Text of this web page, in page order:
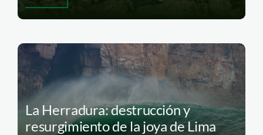
La Herradura: destrucción y
resurgimiento de la joya de Lima